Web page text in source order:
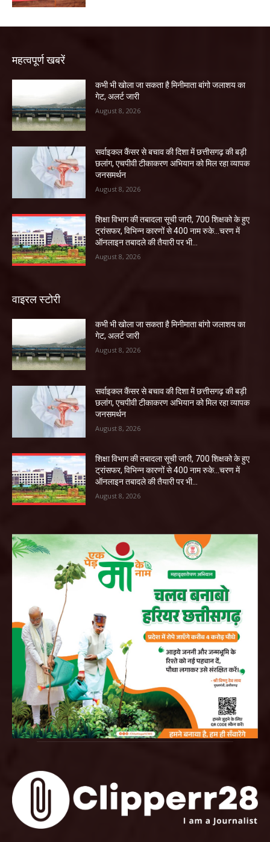
महत्वपूर्ण खबरें
कभी भी खोला जा सकता है मिनीमाता बांगो जलाशय का
गेट, अलर्ट जारी
August 8, 2026
सर्वाइकल कैंसर से बचाव की दिशा में छत्तीसगढ़ की बड़ी
छलांग, एचपीवी टीकाकरण अभियान को मिल रहा व्यापक
जनसमर्थन
August 8, 2026
शिक्षा विभाग की तबादला सूची जारी, 700 शिक्षको के हुए
ट्रांसफर, विभिन्न कारणों से 400 नाम रुके…चरण में
ऑनलाइन तबादले की तैयारी पर भी...
August 8, 2026
वाइरल स्टोरी
कभी भी खोला जा सकता है मिनीमाता बांगो जलाशय का
गेट, अलर्ट जारी
August 8, 2026
सर्वाइकल कैंसर से बचाव की दिशा में छत्तीसगढ़ की बड़ी
छलांग, एचपीवी टीकाकरण अभियान को मिल रहा व्यापक
जनसमर्थन
August 8, 2026
शिक्षा विभाग की तबादला सूची जारी, 700 शिक्षको के हुए
ट्रांसफर, विभिन्न कारणों से 400 नाम रुके…चरण में
ऑनलाइन तबादले की तैयारी पर भी...
August 8, 2026